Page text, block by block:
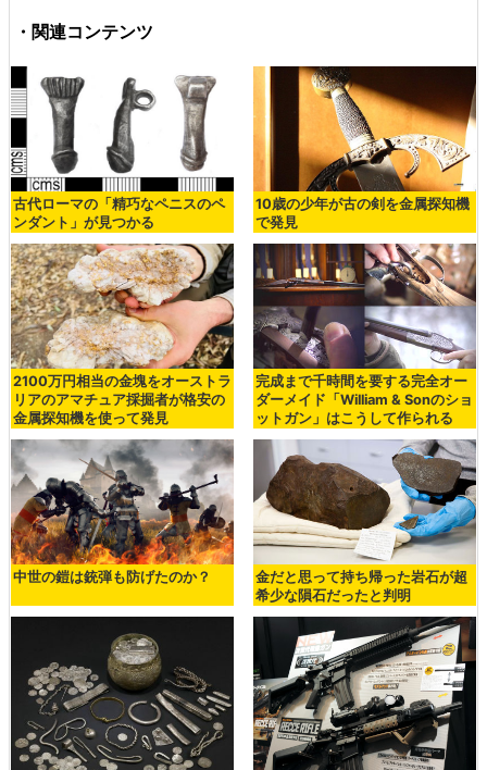
・関連コンテンツ
古代ローマの「精巧なペニスのペ
ンダント」が見つかる
10歳の少年が古の剣を金属探知機
で発見
2100万円相当の金塊をオーストラ
リアのアマチュア採掘者が格安の
金属探知機を使って発見
完成まで千時間を要する完全オー
ダーメイド「William & Sonのショ
ットガン」はこうして作られる
中世の鎧は銃弾も防げたのか？
金だと思って持ち帰った岩石が超
希少な隕石だったと判明